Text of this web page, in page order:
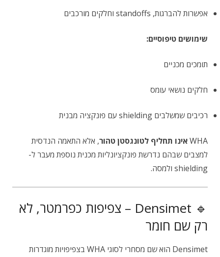
אפשרות להברגות, standoffs וחלקים מורכבים
שימושים טיפוסיים:
תומכים מכניים
חלקים נושאי עומס
רכיבים שמשלבים shielding עם פונקציה מבנית
WHAאינו תחליף לטונגסטן טהור, אלא התאמה הנדסית
למצבים שבהם נדרשת פונקציונליות מכנית נוספת מעבר ל-
shielding ולמסה.
🔹 Densimet – צפיפות כפרמטר, לא
רק שם חומר
Densimet הוא שם מסחרי לסוגי WHA בצפיפויות מוגדרות